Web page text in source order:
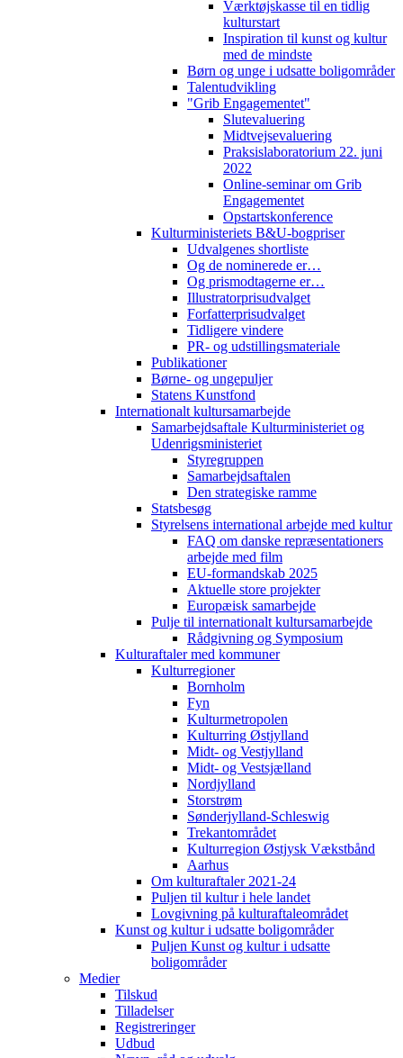
Værktøjskasse til en tidlig
kulturstart
Inspiration til kunst og kultur
med de mindste
Børn og unge i udsatte boligområder
Talentudvikling
"Grib Engagementet"
Slutevaluering
Midtvejsevaluering
Praksislaboratorium 22. juni
2022
Online-seminar om Grib
Engagementet
Opstartskonference
Kulturministeriets B&U-bogpriser
Udvalgenes shortliste
Og de nominerede er…
Og prismodtagerne er…
Illustratorprisudvalget
Forfatterprisudvalget
Tidligere vindere
PR- og udstillingsmateriale
Publikationer
Børne- og ungepuljer
Statens Kunstfond
Internationalt kultursamarbejde
Samarbejdsaftale Kulturministeriet og
Udenrigsministeriet
Styregruppen
Samarbejdsaftalen
Den strategiske ramme
Statsbesøg
Styrelsens international arbejde med kultur
FAQ om danske repræsentationers
arbejde med film
EU-formandskab 2025
Aktuelle store projekter
Europæisk samarbejde
Pulje til internationalt kultursamarbejde
Rådgivning og Symposium
Kulturaftaler med kommuner
Kulturregioner
Bornholm
Fyn
Kulturmetropolen
Kulturring Østjylland
Midt- og Vestjylland
Midt- og Vestsjælland
Nordjylland
Storstrøm
Sønderjylland-Schleswig
Trekantområdet
Kulturregion Østjysk Vækstbånd
Aarhus
Om kulturaftaler 2021-24
Puljen til kultur i hele landet
Lovgivning på kulturaftaleområdet
Kunst og kultur i udsatte boligområder
Puljen Kunst og kultur i udsatte
boligområder
Medier
Tilskud
Tilladelser
Registreringer
Udbud